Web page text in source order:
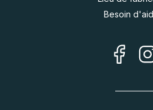
Besoin